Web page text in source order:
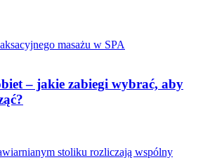
– jakie zabiegi wybrać, aby